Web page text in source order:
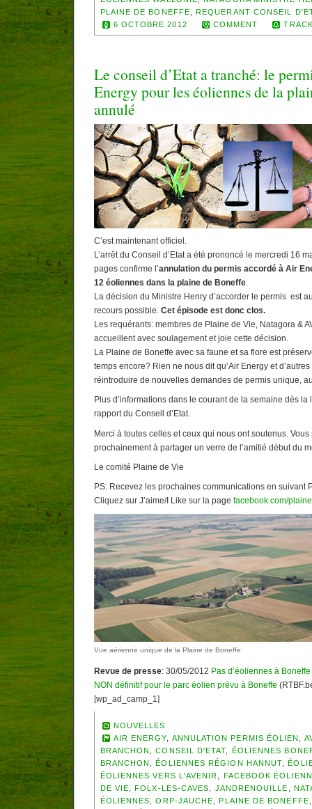
PLAINE DE BONEFFE
REQUERANT CONSEIL
6 OCTOBRE 2012
COMMENT
Le conseil d’Etat a tranché: le
Energy pour les éoliennes de la
annulé
C’est maintenant officiel.
L’arrêt du Conseil d’Etat a été prononcé le mercredi 16
pages confirme l’annulation du permis accordé à Air
12 éoliennes dans la plaine de Boneffe.
La décision du Ministre Henry d’accorder le permis est
recours possible. Cet épisode est donc clos.
Les requérants: membres de Plaine de Vie, Natagora &
accueillent avec soulagement et joie cette décision.
La Plaine de Boneffe avec sa faune et sa flore est
temps encore? Rien ne nous dit qu’Air Energy et
réintroduire de nouvelles demandes de permis unique,
Plus d’informations dans le courant de la semaine dès
rapport du Conseil d’Etat.
Merci à toutes celles et ceux qui nous ont soutenus.
prochainement à partager un verre de l’amitié début du
Le comité Plaine de Vie
PS: Recevez les prochaines communications en suivant
Cliquez sur J’aime/I Like sur la page facebook.com/
Vue aérienne unique de la Plaine de Boneffe
Revue de presse: 30/05/2012 Pas d’éoliennes à Boneffe
NON définitif pour le parc éolien prévu à Boneffe
[wp_ad_camp_1]
NOUVELLES
AIR ENERGY
ANNULATION PERMIS ÉOLIEN
BRANCHON
,CONSEIL D'ETAT
ÉOLIENNES
BRANCHON
,ÉOLIENNES RÉGION HANNUT ,
ÉOLIENNES VERS L'AVENIR
FACEBOOK
DE VIE ,FOLX-LES-CAVES JANDRENOUILLE
ÉOLIENNES
,ORP-JAUCHE ,PLAINE DE BONEFFE